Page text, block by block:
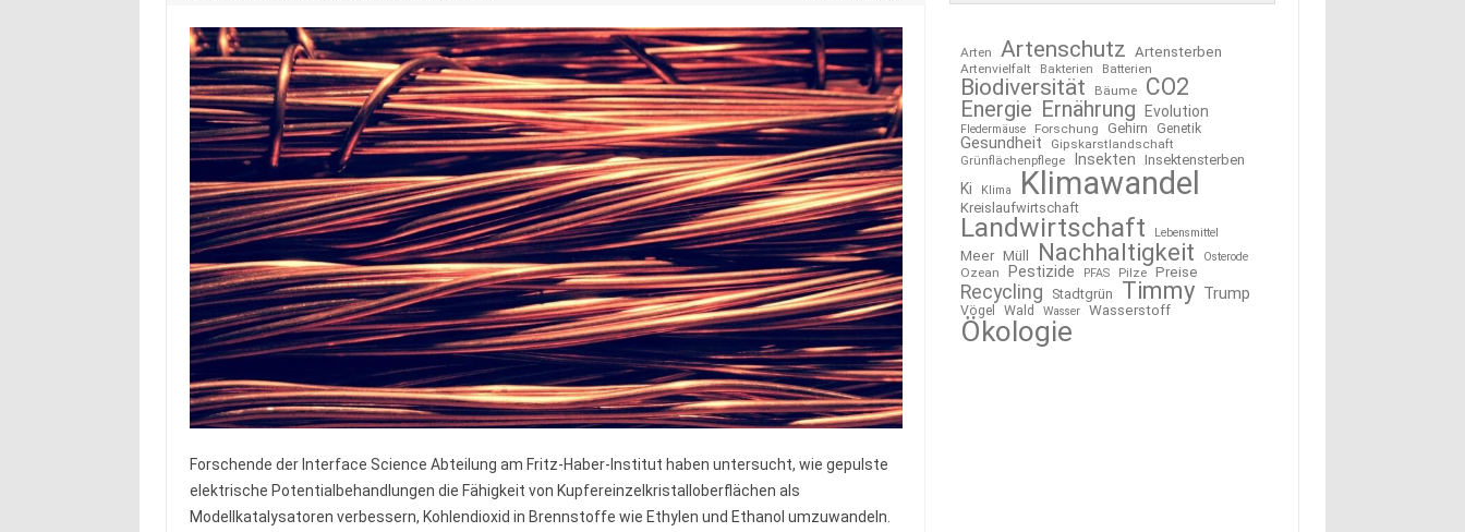
Forschende der Interface Science Abteilung am Fritz-Haber-Institut haben untersucht, wie gepulste
elektrische Potentialbehandlungen die Fähigkeit von Kupfereinzelkristalloberflächen als
Modellkatalysatoren verbessern, Kohlendioxid in Brennstoffe wie Ethylen und Ethanol umzuwandeln.
Arten Artenschutz Artensterben
Artenvielfalt Bakterien Batterien
Biodiversität Bäume CO2
Energie Ernährung Evolution
Fledermäuse Forschung Gehirn Genetik
Gesundheit Gipskarstlandschaft
Grünflächenpflege Insekten Insektensterben
Ki Klima Klimawandel
Kreislaufwirtschaft
Landwirtschaft Lebensmittel
Meer Müll Nachhaltigkeit Osterode
Ozean Pestizide PFAS Pilze Preise
Recycling Stadtgrün Timmy Trump
Vögel Wald Wasser Wasserstoff
Ökologie